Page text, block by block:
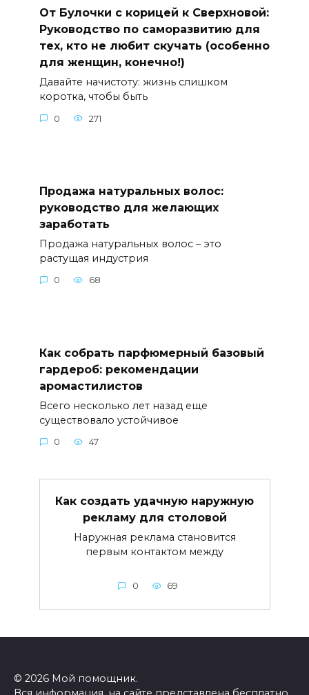
От Булочки с корицей к Сверхновой:
Руководство по саморазвитию для
тех, кто не любит скучать (особенно
для женщин, конечно!)
Давайте начистоту: жизнь слишком
коротка, чтобы быть
0 271
Продажа натуральных волос:
руководство для желающих
заработать
Продажа натуральных волос – это
растущая индустрия
0 68
Как собрать парфюмерный базовый
гардероб: рекомендации
аромастилистов
Всего несколько лет назад еще
существовало устойчивое
0 47
Как создать удачную наружную
рекламу для столовой
Наружная реклама становится
первым контактом между
0 69
© 2026 Мой помощник.